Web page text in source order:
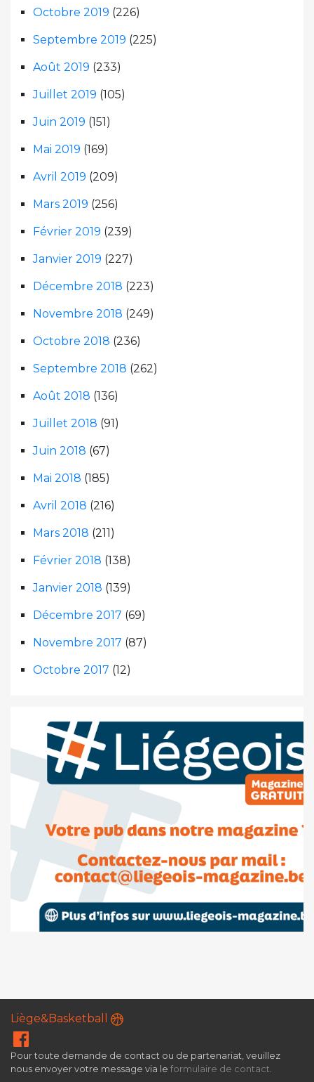
Octobre 2019 (226)
Septembre 2019 (225)
Août 2019 (233)
Juillet 2019 (105)
Juin 2019 (151)
Mai 2019 (169)
Avril 2019 (209)
Mars 2019 (256)
Février 2019 (239)
Janvier 2019 (227)
Décembre 2018 (223)
Novembre 2018 (249)
Octobre 2018 (236)
Septembre 2018 (262)
Août 2018 (136)
Juillet 2018 (91)
Juin 2018 (67)
Mai 2018 (185)
Avril 2018 (216)
Mars 2018 (211)
Février 2018 (138)
Janvier 2018 (139)
Décembre 2017 (69)
Novembre 2017 (87)
Octobre 2017 (12)
Liège&Basketball
Pour toute demande de contact ou de partenariat, veuillez
nous envoyer votre message via le formulaire de contact.